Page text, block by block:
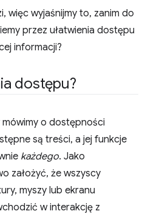
więc wyjaśnijmy to, zanim do
przez ułatwienia dostępu
informacji?
dostępu?
o dostępności
są treści, a jej funkcje
każdego. Jako
założyć, że wszyscy
myszy lub ekranu
w interakcję z